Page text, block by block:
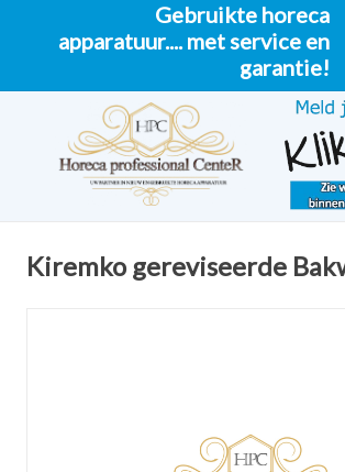
Gebruikte horeca
apparatuur.... met service en
garantie!
Kiremko gereviseerde